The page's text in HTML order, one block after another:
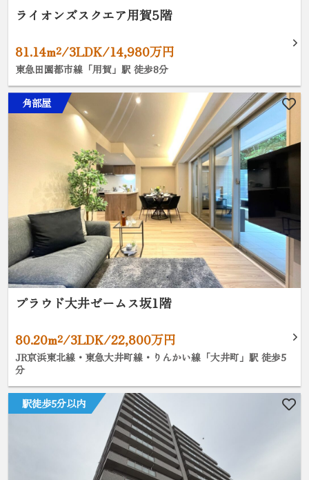
ライオンズスクエア用賀5階
81.14m²/3LDK/14,980万円
東急田園都市線「用賀」駅 徒歩8分
角部屋
プラウド大井ゼームス坂1階
80.20m²/3LDK/22,800万円
JR京浜東北線・東急大井町線・りんかい線「大井町」駅 徒歩5
分
駅徒歩5分以内